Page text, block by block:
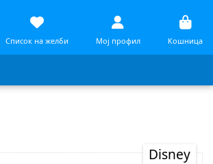
Список на желби Мој профил Кошница
Disney